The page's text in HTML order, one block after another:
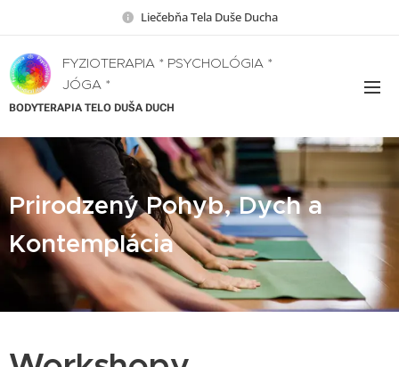
Liečebňa Tela Duše Ducha
FYZIOTERAPIA * PSYCHOLÓGIA *
JÓGA *
BODYTERAPIA TELO DUŠA DUCH
Prirodzený Pohyb, Dych a
Kontemplácia